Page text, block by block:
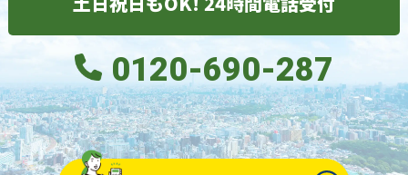
0120-690-287